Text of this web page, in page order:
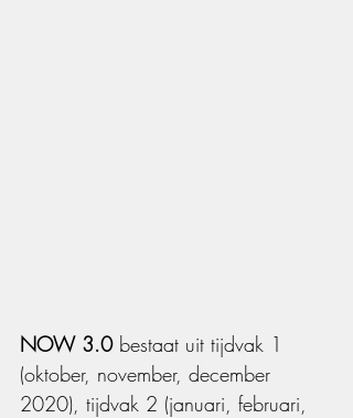
NOW 3.0 bestaat uit tijdvak 1
(oktober, november, december
2020), tijdvak 2 (januari, februari,